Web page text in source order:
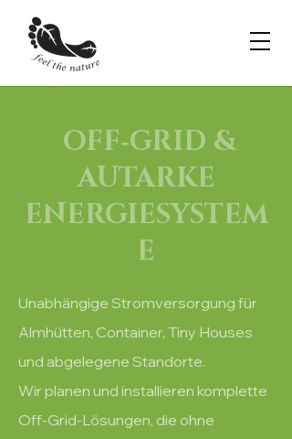
OFF‑GRID &
AUTARKE
ENERGIESYSTEM
E
Unabhängige Stromversorgung für
Almhütten, Container, Tiny Houses
und abgelegene Standorte.
Wir planen und installieren komplette
Off‑Grid‑Lösungen, die ohne